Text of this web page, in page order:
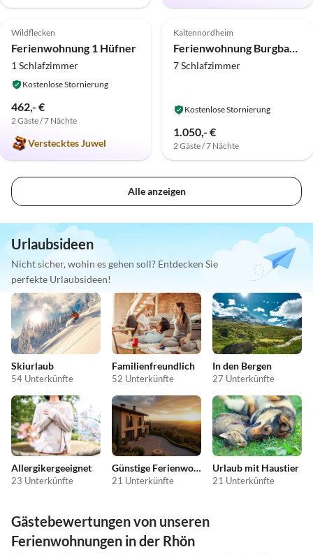
Top-Inserat
5.0 (1)
Wildflecken
Ferienwohnung 1 Hüfner
1 Schlafzimmer
Kostenlose Stornierung
462,- €
2 Gäste / 7 Nächte
Verstecktes Juwel
Top-Inserat
Kaltennordheim
Ferienwohnung Burgbauernhof am Katzenstein
7 Schlafzimmer
Kostenlose Stornierung
1.050,- €
2 Gäste / 7 Nächte
Alle anzeigen
Urlaubsideen
Nicht sicher, wohin es gehen soll? Entdecken Sie
perfekte Urlaubsideen!
Skiurlaub
54 Unterkünfte
Familienfreundlich
52 Unterkünfte
In den Bergen
27 Unterkünfte
Allergikergeeignet
23 Unterkünfte
Günstige Ferienwohnungen
21 Unterkünfte
Urlaub mit Haustier
21 Unterkünfte
Gästebewertungen von unseren
Ferienwohnungen in der Rhön